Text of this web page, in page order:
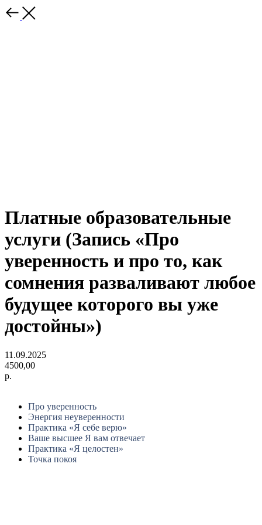
Платные образовательные
услуги (Запись «Про
уверенность и про то, как
сомнения разваливают любое
будущее которого вы уже
достойны»)
11.09.2025
4500,00
р.
Про уверенность
Энергия неуверенности
Практика «Я себе верю»
Ваше высшее Я вам отвечает
Практика «Я целостен»
Точка покоя